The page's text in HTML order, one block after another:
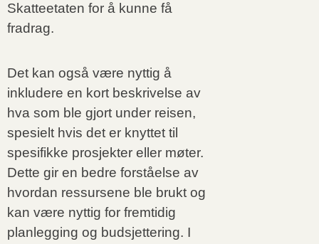
Skatteetaten for å kunne få
fradrag.
Det kan også være nyttig å
inkludere en kort beskrivelse av
hva som ble gjort under reisen,
spesielt hvis det er knyttet til
spesifikke prosjekter eller møter.
Dette gir en bedre forståelse av
hvordan ressursene ble brukt og
kan være nyttig for fremtidig
planlegging og budsjettering. I